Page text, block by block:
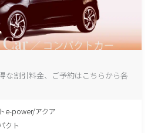
な割引料金、ご予約はこちらから各
e-power/アクア
クト